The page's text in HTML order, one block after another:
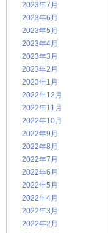
2023年7月
2023年6月
2023年5月
2023年4月
2023年3月
2023年2月
2023年1月
2022年12月
2022年11月
2022年10月
2022年9月
2022年8月
2022年7月
2022年6月
2022年5月
2022年4月
2022年3月
2022年2月